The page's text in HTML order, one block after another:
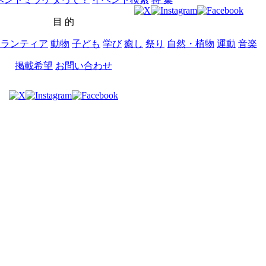
目 的
ンティア 動物 子ども 学び 癒し 祭り 自然・植物 運動 音楽
掲載希望 お問い合わせ